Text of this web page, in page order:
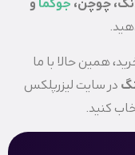
چوچن، جوکما و
همین حالا با ما
در سایت لیزرپلکس
کنید.